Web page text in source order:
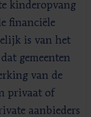
kinderopvang
financiële
is van het
gemeenten
van de
privaat of
aanbieders